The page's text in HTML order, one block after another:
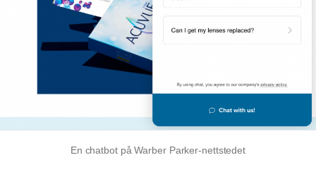
En chatbot på Warber Parker-nettstedet